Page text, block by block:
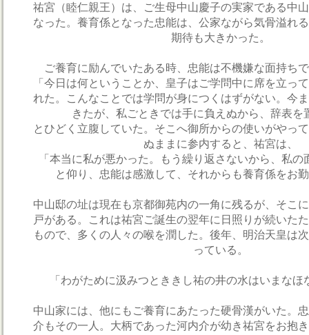
祐宮（睦仁親王）は、ご生母中山慶子の実家である中
なった。養育係となった忠能は、公家ながら気骨溢れ
期待も大きかった。
ご養育に励んでいたある時、忠能は不機嫌な面持ち
「今日は何ということか、皇子はご学問中に席を立っ
れた。こんなことでは学問が身につくはずがない。今
きたが、私ごときでは手に負えぬから、辞表を
とひどく立腹していた。そこへ御所からの使いがやっ
ぬままに参内すると、祐宮は、
「本当に私が悪かった。もう繰り返さないから、私
と仰り、忠能は感激して、それからも養育係をお
中山邸の址は現在も京都御苑内の一角に残るが、そこ
戸がある。これは祐宮ご誕生の翌年に日照りが続いた
もので、多くの人々の喉を潤した。後年、明治天皇は
っている。
「わがために汲みつとききし祐の井の水はいまな
中山家には、他にもご養育にあたった硬骨漢がいた。
介もその一人。大柄であった河内介が幼き祐宮をお抱